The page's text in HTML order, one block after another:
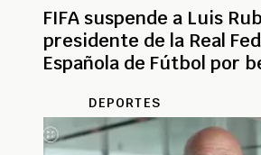
FIFA suspende a Luis
presidente de la Real
Española de Fútbol por
DEPORTES